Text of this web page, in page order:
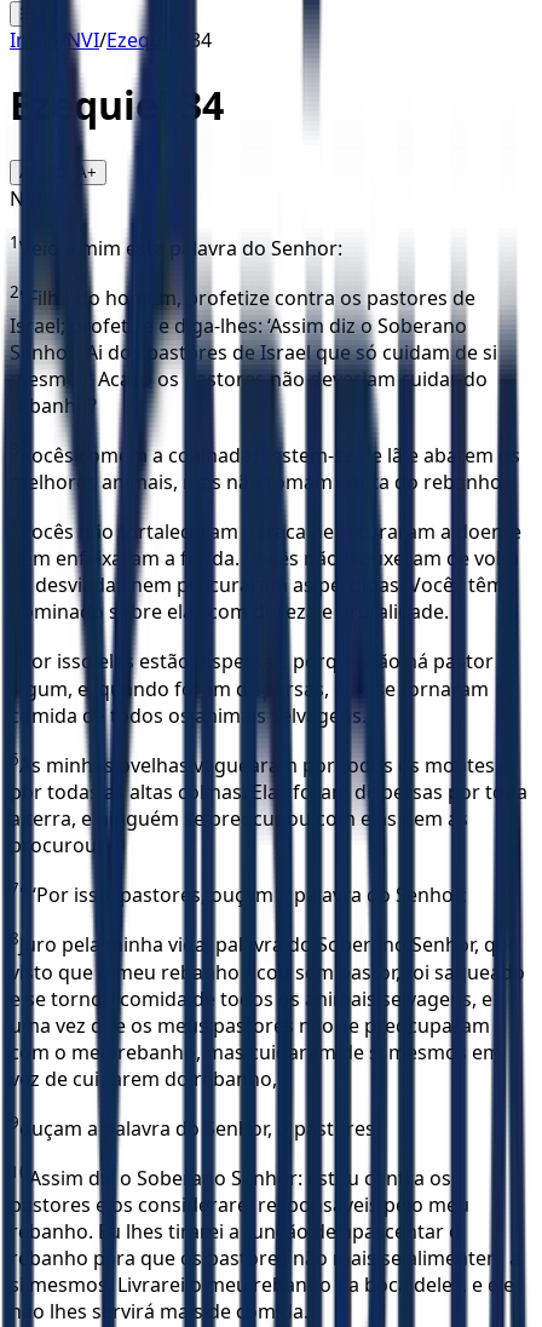
☰
Início NVI/Ezequiel 34
Ezequiel 34
A- A+
NVI
1Veio a mim esta palavra do Senhor:
2"Filho do homem, profetize contra os pastores de
Israel; profetize e diga-lhes: ‘Assim diz o Soberano
Senhor: Ai dos pastores de Israel que só cuidam de si
mesmos! Acaso os pastores não deveriam cuidar do
rebanho?
Vocês comem a coalhada, vestem-se de lã e abatem os
melhores animais, mas não tomam conta do rebanho.
Vocês não fortaleceram a fraca nem curaram a doente
nem enfaixaram a ferida. Vocês não trouxeram de volta
as desviadas nem procuraram as perdidas. Vocês têm
dominado sobre elas com dureza e brutalidade.
Por isso elas estão dispersas, porque não há pastor
algum, e, quando foram dispersas, elas se tornaram
comida de todos os animais selvagens.
6As minhas ovelhas vaguearam por todos os montes e
por todas as altas colinas. Elas foram dispersas por toda
a terra, e ninguém se preocupou com elas nem as
procurou.
7" ‘Por isso, pastores, ouçam a palavra do Senhor:
8Juro pela minha vida, palavra do Soberano Senhor, que
visto que o meu rebanho ficou sem pastor, foi saqueado
e se tornou comida de todos os animais selvagens, e
uma vez que os meus pastores não se preocuparam
com o meu rebanho, mas cuidaram de si mesmos em
vez de cuidarem do rebanho,
9ouçam a palavra do Senhor, ó pastores:
10 Assim diz o Soberano Senhor: Estou contra os
pastores e os considerarei responsáveis pelo meu
rebanho. Eu lhes tirarei a função de apascentar o
rebanho para que os pastores não mais se alimentem a
si mesmos. Livrarei o meu rebanho da boca deles, e ele
não lhes servirá mais de comida.